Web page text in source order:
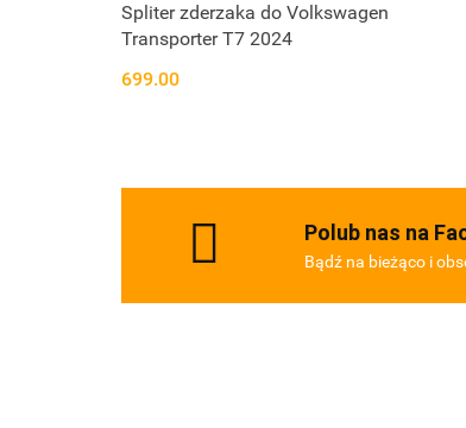
Spliter zderzaka do Volkswagen
Transporter T7 2024
699.00
Polub nas na
Bądź na bieżąco i